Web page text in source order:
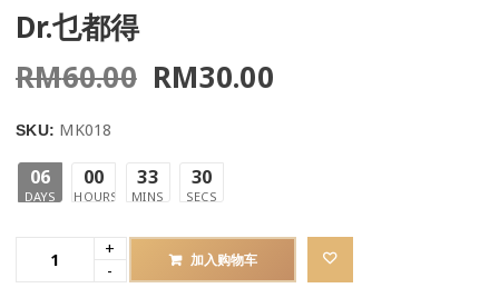
Dr.乜都得
RM60.00 RM30.00
SKU: MK018
06
DAYS
00
HOURS
33
MINS
30
SECS
加入购物车